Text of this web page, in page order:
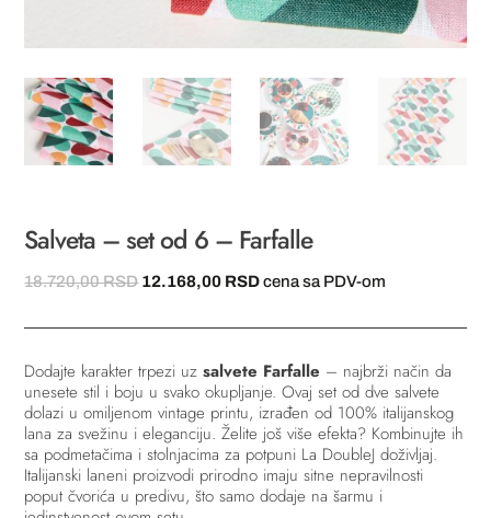
Salveta – set od 6 – Farfalle
18.720,00RSD Originalna
je
18.720,00 RSD.
12.168,00 RSDTrenutna
je:
cena sa PDV-om
Dodajte karakter trpezi uzsalvete Farfalle – najbrži način da
unesete stil i boju u svako okupljanje. Ovaj set od dve salvete
dolazi u omiljenom vintage printu, izrađen od 100% italijanskog
lana za svežinu i eleganciju. Želite još više efekta? Kombinujte ih
sa podmetačima i stolnjacima za potpuni La DoubleJ doživljaj.
Italijanski laneni proizvodi prirodno imaju sitne nepravilnosti
poput čvorića u predivu, što samo dodaje na šarmu i